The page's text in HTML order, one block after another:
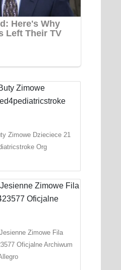
Org
Zimowe Fila
Oficjalne Archiwum